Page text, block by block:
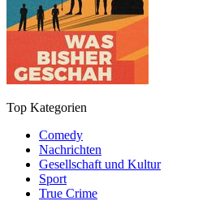
Top Kategorien
Comedy
Nachrichten
Gesellschaft und Kultur
Sport
True Crime